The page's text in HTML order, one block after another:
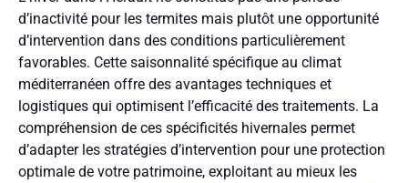
d’inactivité pour les termites mais plutôt une opportunité
d’intervention dans des conditions particulièrement
favorables. Cette saisonnalité spécifique au climat
méditerranéen offre des avantages techniques et
logistiques qui optimisent l’efficacité des traitements. La
compréhension de ces spécificités hivernales permet
d’adapter les stratégies d’intervention pour une protection
optimale de votre patrimoine, exploitant au mieux les